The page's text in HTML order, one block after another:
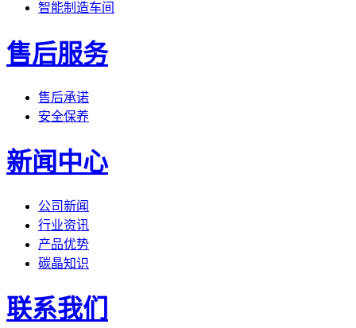
智能制造车间
售后服务
售后承诺
安全保养
新闻中心
公司新闻
行业资讯
产品优势
碳晶知识
联系我们